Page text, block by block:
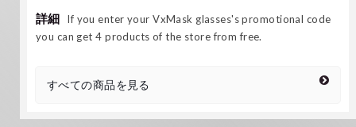
詳細
If you enter your VxMask glasses's promotional code
you can get 4 products of the store from free.
すべての商品を見る